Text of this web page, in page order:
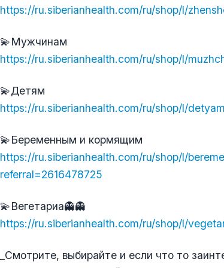
https://ru.siberianhealth.com/ru/shop/l/
💫Мужчинам
https://ru.siberianhealth.com/ru/shop/l/
💫Детям
https://ru.siberianhealth.com/ru/shop/l/
💫Беременным и кормящим
https://ru.siberianhealth.com/ru/shop/l/
referral=2616478725
💫Вегетариа👻👻
https://ru.siberianhealth.com/ru/shop/l/
_Смотрите, выбирайте и если что то